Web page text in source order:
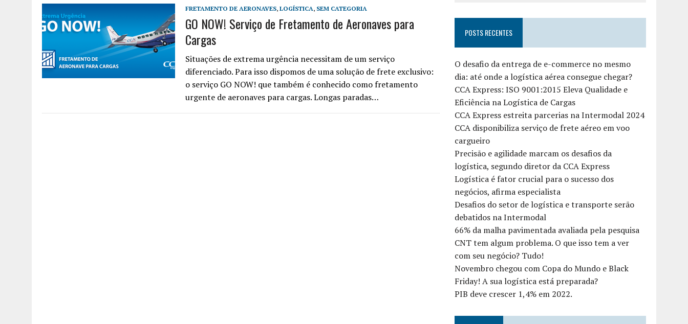
FRETAMENTO DE AERONAVES, LOGÍSTICA, SEM CATEGORIA
GO NOW! Serviço de Fretamento de Aeronaves para
Cargas
Situações de extrema urgência necessitam de um serviço
diferenciado. Para isso dispomos de uma solução de frete exclusivo:
o serviço GO NOW! que também é conhecido como fretamento
urgente de aeronaves para cargas. Longas paradas…
POSTS RECENTES
O desafio da entrega de e-commerce no mesmo
dia: até onde a logística aérea consegue chegar?
CCA Express: ISO 9001:2015 Eleva Qualidade e
Eficiência na Logística de Cargas
CCA Express estreita parcerias na Intermodal 2024
CCA disponibiliza serviço de frete aéreo em voo
cargueiro
Precisão e agilidade marcam os desafios da
logística, segundo diretor da CCA Express
Logística é fator crucial para o sucesso dos
negócios, afirma especialista
Desafios do setor de logística e transporte serão
debatidos na Intermodal
66% da malha pavimentada avaliada pela pesquisa
CNT tem algum problema. O que isso tem a ver
com seu negócio? Tudo!
Novembro chegou com Copa do Mundo e Black
Friday! A sua logística está preparada?
PIB deve crescer 1,4% em 2022.